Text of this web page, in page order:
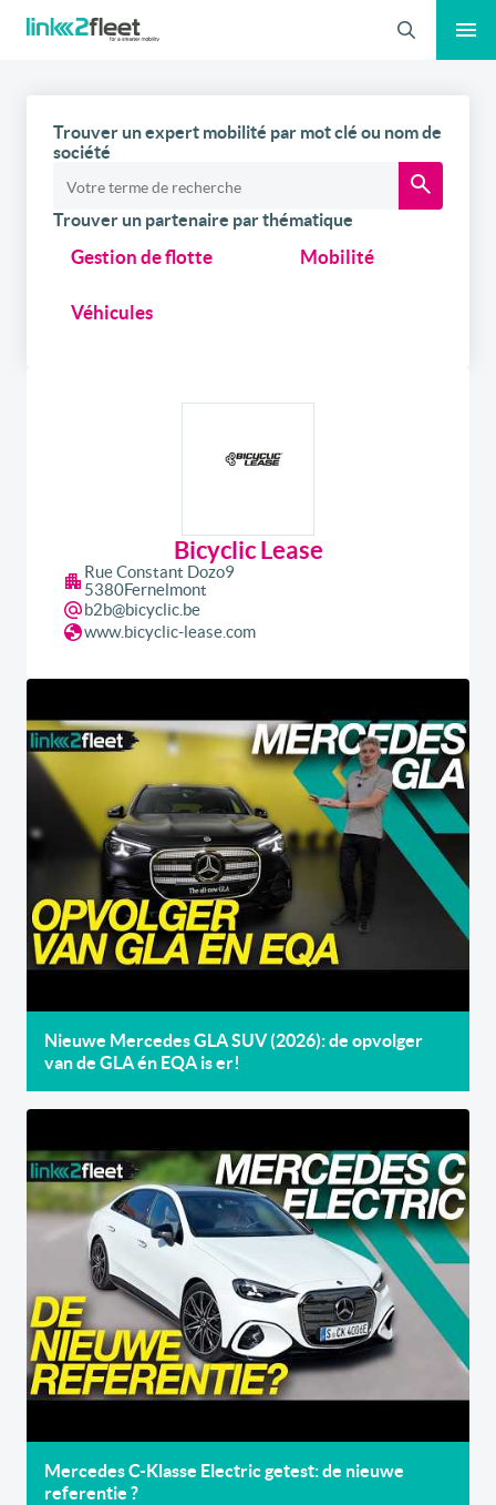
Recherche
Trouver un expert mobilité par mot clé ou nom de
société
Trouver un partenaire par thématique
Gestion de flotte Mobilité
Véhicules
Bicyclic Lease
Rue Constant Dozo9
5380Fernelmont
b2b@bicyclic.be
www.bicyclic-lease.com
Nieuwe Mercedes GLA SUV (2026): de opvolger
van de GLA én EQA is er!
Mercedes C-Klasse Electric getest: de nieuwe
referentie ?